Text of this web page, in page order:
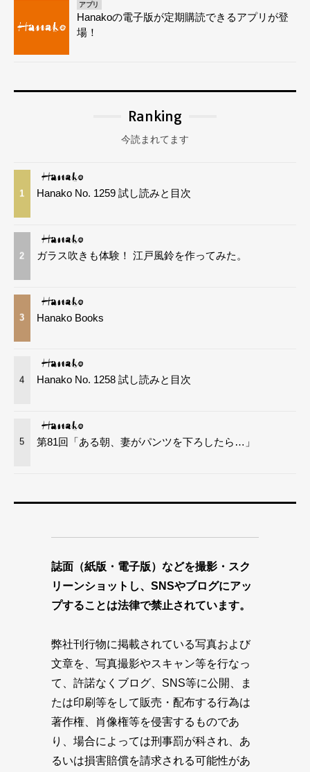
アプリ
Hanakoの電子版が定期購読できるアプリが登
場！
Ranking
今読まれてます
1 Hanako No. 1259 試し読みと目次
2 ガラス吹きも体験！ 江戸風鈴を作ってみた。
3 Hanako Books
4 Hanako No. 1258 試し読みと目次
5 第81回「ある朝、妻がパンツを下ろしたら…」
誌面（紙版・電子版）などを撮影・スク
リーンショットし、SNSやブログにアッ
プすることは法律で禁止されています。
弊社刊行物に掲載されている写真および
文章を、写真撮影やスキャン等を行なっ
て、許諾なくブログ、SNS等に公開、ま
たは印刷等をして販売・配布する行為は
著作権、肖像権等を侵害するものであ
り、場合によっては刑事罰が科され、あ
るいは損害賠償を請求される可能性があ